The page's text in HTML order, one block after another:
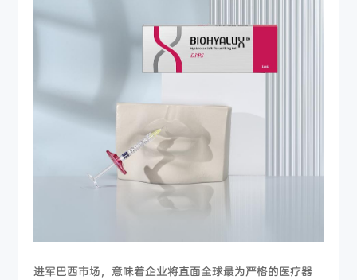
进军巴西市场，意味着企业将直面全球最为严格的医疗器